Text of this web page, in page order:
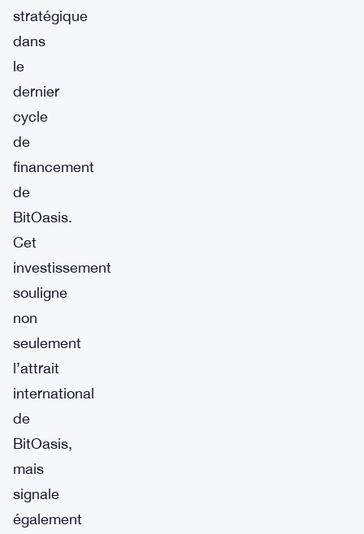
stratégique
dans
le
dernier
cycle
de
financement
de
BitOasis.
Cet
investissement
souligne
non
seulement
l’attrait
international
de
BitOasis,
mais
signale
également